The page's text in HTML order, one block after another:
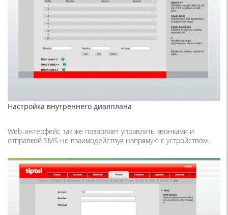
Настройка внутреннего диалплана
Web-интерфейс так же позволяет управлять звонками и
отправкой SMS не взаимодействуя напрямую с устройством.